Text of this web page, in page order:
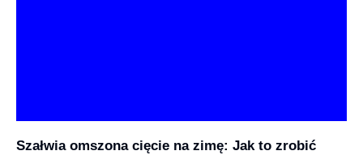
Szałwia omszona cięcie na zimę: Jak to zrobić